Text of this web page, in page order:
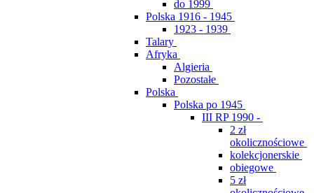
do 1999
Polska 1916 - 1945
1923 - 1939
Talary
Afryka
Algieria
Pozostałe
Polska
Polska po 1945
III RP 1990 -
2 zł
okolicznościowe
kolekcjonerskie
obiegowe
5 zł